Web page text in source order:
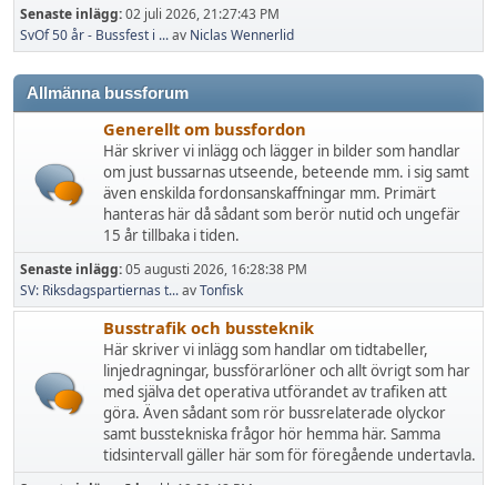
Senaste inlägg:02 juli 2026, 21:27:43 PM
SvOf 50 år - Bussfest i ...av Niclas Wennerlid
Allmänna bussforum
Generellt om bussfordon
Här skriver vi inlägg och lägger in bilder som handlar
om just bussarnas utseende, beteende mm. i sig samt
även enskilda fordonsanskaffningar mm. Primärt
hanteras här då sådant som berör nutid och ungefär
15 år tillbaka i tiden.
Senaste inlägg:05 augusti 2026, 16:28:38 PM
SV: Riksdagspartiernas t...avTonfisk
Busstrafik och bussteknik
Här skriver vi inlägg som handlar om tidtabeller,
linjedragningar, bussförarlöner och allt övrigt som har
med själva det operativa utförandet av trafiken att
göra. Även sådant som rör bussrelaterade olyckor
samt busstekniska frågor hör hemma här. Samma
tidsintervall gäller här som för föregående undertavla.